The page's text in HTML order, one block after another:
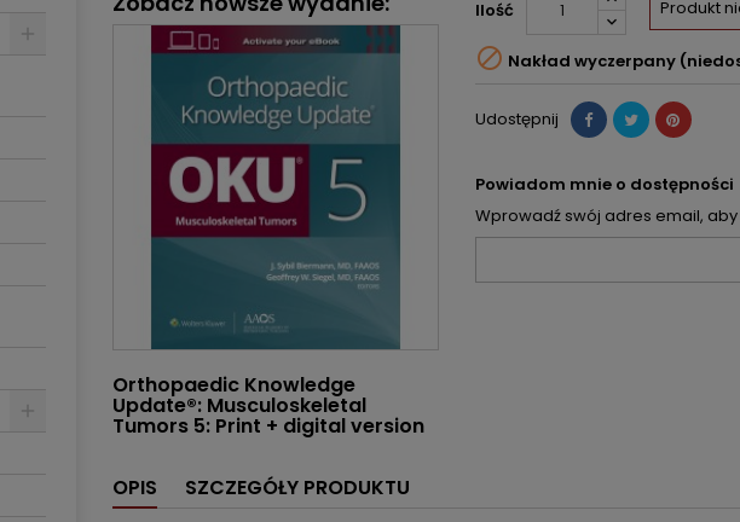
Orthopaedic Knowledge
Update®: Musculoskeletal
Tumors 5: Print + digital version
Ilość Produkt
 Nakład wyczerpany
Udostępnij
Powiadom mnie o dostępności
Wprowadź swój adres email,
OPIS SZCZEGÓŁY PRODUKTU